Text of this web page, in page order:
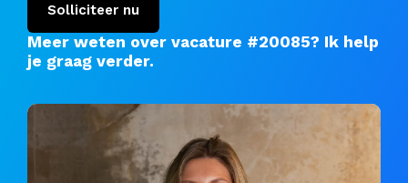
Solliciteer nu
Meer weten over vacature #20085? Ik help
je graag verder.